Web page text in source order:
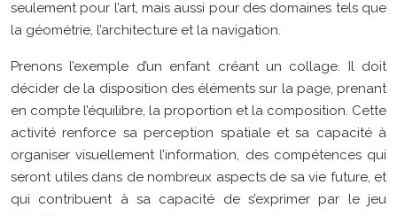
seulement pour l’art, mais aussi pour des domaines tels que
la géométrie, l’architecture et la navigation.
Prenons l’exemple d’un enfant créant un collage. Il doit
décider de la disposition des éléments sur la page, prenant
en compte l’équilibre, la proportion et la composition. Cette
activité renforce sa perception spatiale et sa capacité à
organiser visuellement l’information, des compétences qui
seront utiles dans de nombreux aspects de sa vie future, et
qui contribuent à sa capacité de s’exprimer par le jeu